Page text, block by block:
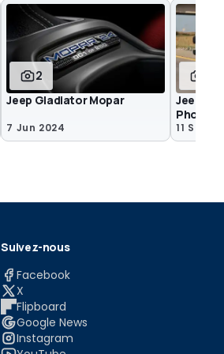
2
Jeep Gladiator Mopar
7 Jun 2024
Jeep
Photos
11 Sep
Suivez-nous
Facebook
X
Flipboard
Google News
Instagram